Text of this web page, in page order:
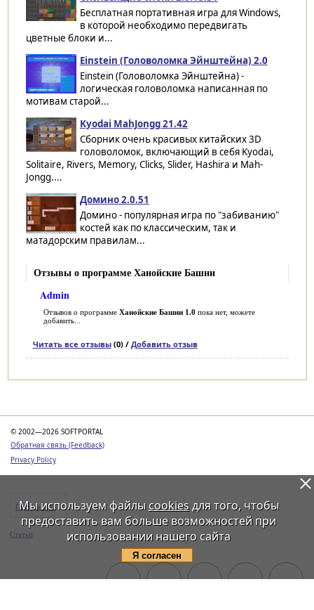
Бесплатная портативная игра для Windows,
в которой необходимо передвигать
цветные блоки и...
Einstein (Головоломка Эйнштейна) 2.0
Einstein (Головоломка Эйнштейна) -
логическая головоломка написанная по
мотивам старой...
Kyodai MahJongg 21.42
Сборник очень красивых китайских 3D
головоломок, включающий в себя Kyodai,
Solitaire, Rivers, Memory, Clicks, Slider, Hashira и Mah-
Jongg....
Домино 2.0.51
Домино - популярная игра по "забиванию"
костей как по классическим, так и
матадорским правилам...
Отзывы о программе Ханойские Башни
Admin
Отзывов о программе Ханойские Башни 1.0 пока нет, можете
добавить...
Читать все отзывы(0) / Добавить отзыв
© 2002—2026 SOFTPORTAL
Обратная связь (Feedback)
Privacy Policy
Программы
Статьи
Мы используем файлы cookiesдля того, чтобы
предоставить вам больше возможностей при
использовании нашего сайта